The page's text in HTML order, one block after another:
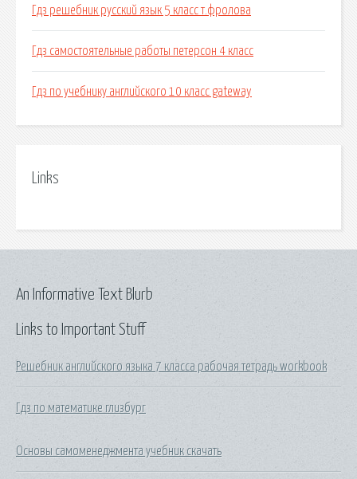
Гдз решебник русский язык 5 класс т.фролова
Гдз самостоятельные работы петерсон 4 класс
Гдз по учебнику английского 10 класс gateway
Links
Links to Important Stuff
Решебник английского языка 7 класса рабочая тетрадь workbook
Гдз по математике глизбург
Основы самоменеджмента учебник скачать
An Informative Text Blurb